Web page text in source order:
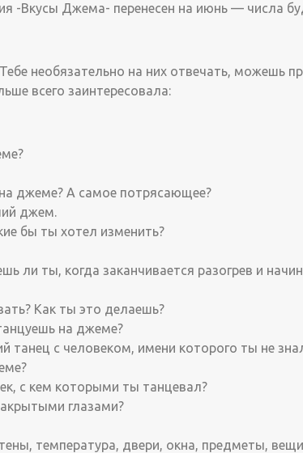
-Вкусы Джема- перенесен на июнь — числа
необязательно на них отвечать, можешь
всего заинтересовала:
джеме? А самое потрясающее?
джем.
бы ты хотел изменить?
ли ты, когда заканчивается разогрев и
Как ты это делаешь?
на джеме?
танец с человеком, имени которого ты не
с кем которыми ты танцевал?
глазами?
температура, двери, окна, предметы,